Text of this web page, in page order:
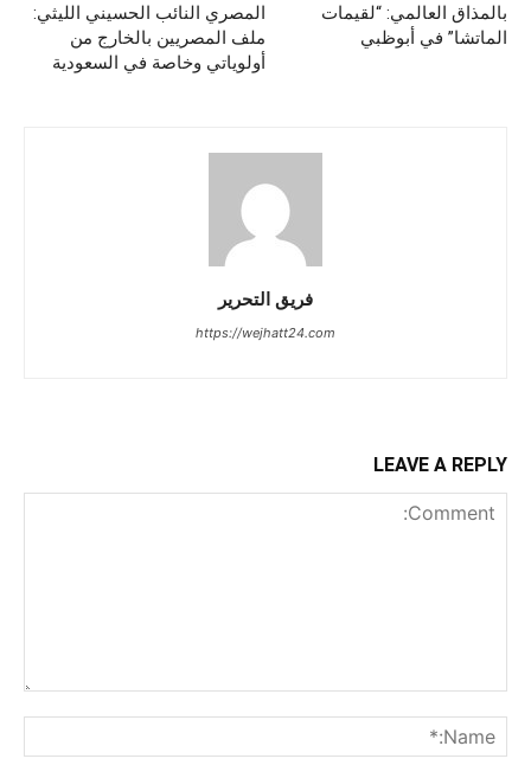
المصري النائب الحسيني الليثي:
ملف المصريين بالخارج من
أولوياتي وخاصة في السعودية
بالمذاق العالمي: “لقيمات
الماتشا” في أبوظبي
فريق التحرير
https://wejhatt24.com
LEAVE A REPLY